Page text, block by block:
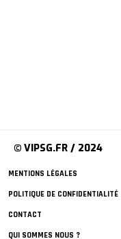
© VIPSG.FR / 2024
MENTIONS LÉGALES
POLITIQUE DE CONFIDENTIALITÉ
CONTACT
QUI SOMMES NOUS ?